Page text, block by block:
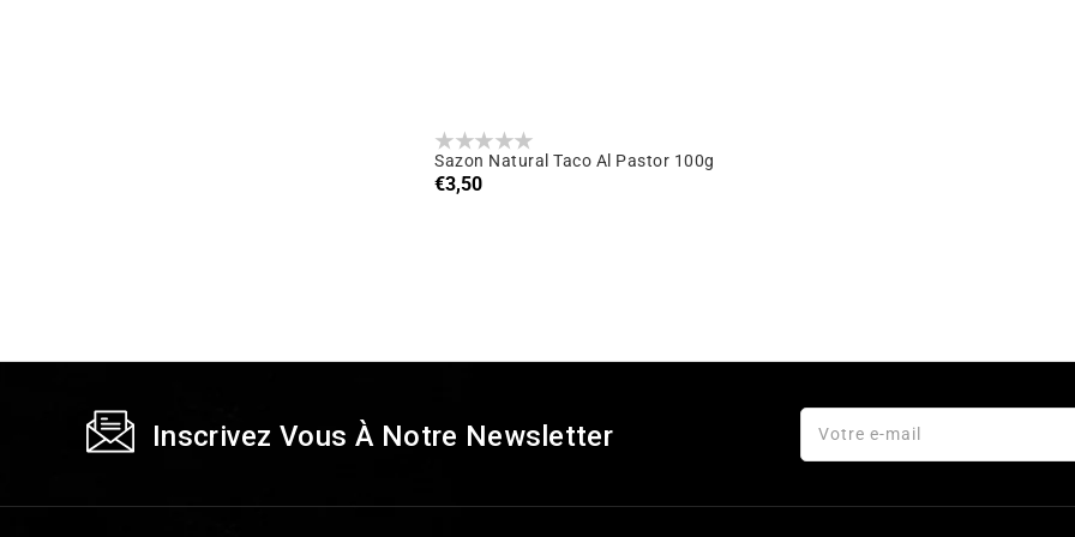
Sazon Natural Taco Al Pastor 100g
Prix
€3,50
Inscrivez Vous À Notre Newsletter Votre e-mail